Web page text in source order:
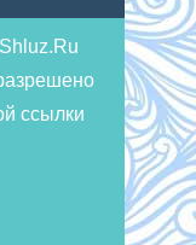
ссылки